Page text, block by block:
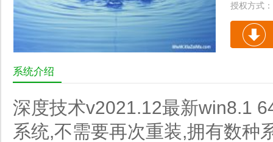
授权方式：
系统介绍
深度技术v2021.12最新win8.1
系统,不需要再次重装,拥有数种